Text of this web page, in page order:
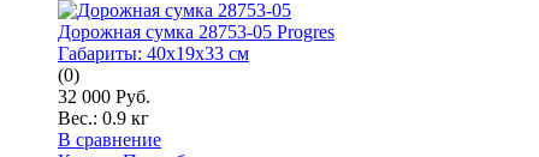
Дорожная сумка 28753-05 Progres
Габариты: 40x19x33 см
(0)
32 000 Руб.
Вес.: 0.9 кг
В сравнение